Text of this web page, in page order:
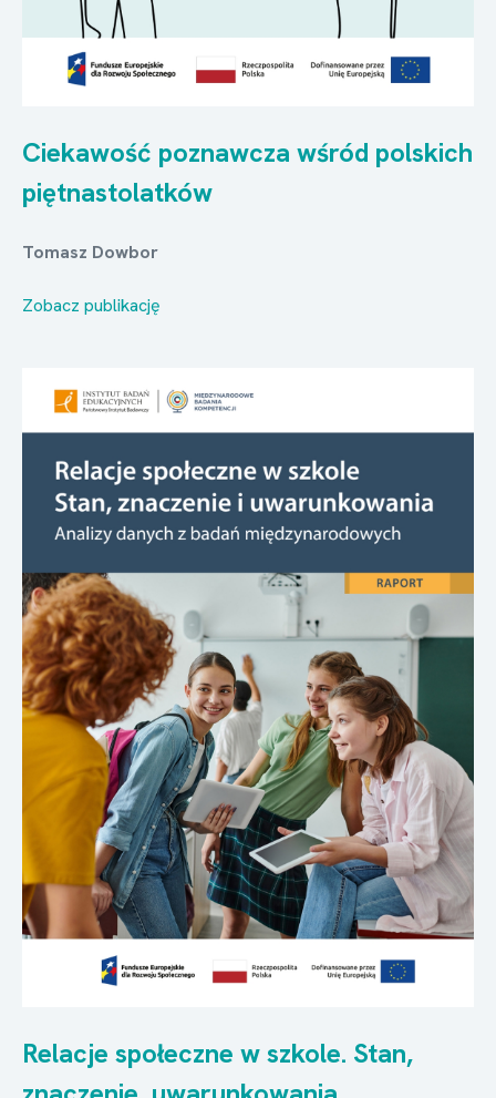
Ciekawość poznawcza wśród polskich
piętnastolatków
Tomasz Dowbor
Zobacz publikację
Relacje społeczne w szkole. Stan,